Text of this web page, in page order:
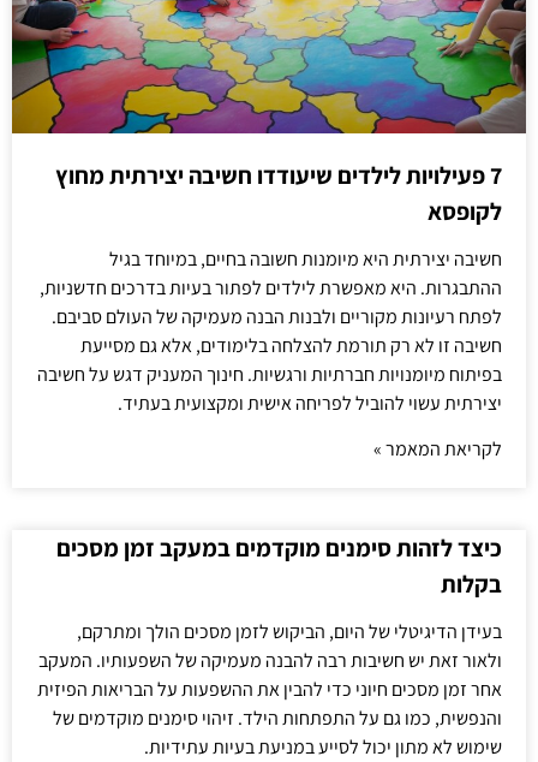
7 פעילויות לילדים שיעודדו חשיבה יצירתית מחוץ
לקופסא
חשיבה יצירתית היא מיומנות חשובה בחיים, במיוחד בגיל
ההתבגרות. היא מאפשרת לילדים לפתור בעיות בדרכים חדשניות,
לפתח רעיונות מקוריים ולבנות הבנה מעמיקה של העולם סביבם.
חשיבה זו לא רק תורמת להצלחה בלימודים, אלא גם מסייעת
בפיתוח מיומנויות חברתיות ורגשיות. חינוך המעניק דגש על חשיבה
יצירתית עשוי להוביל לפריחה אישית ומקצועית בעתיד.
לקריאת המאמר »
כיצד לזהות סימנים מוקדמים במעקב זמן מסכים
בקלות
בעידן הדיגיטלי של היום, הביקוש לזמן מסכים הולך ומתרקם,
ולאור זאת יש חשיבות רבה להבנה מעמיקה של השפעותיו. המעקב
אחר זמן מסכים חיוני כדי להבין את ההשפעות על הבריאות הפיזית
והנפשית, כמו גם על התפתחות הילד. זיהוי סימנים מוקדמים של
שימוש לא מתון יכול לסייע במניעת בעיות עתידיות.